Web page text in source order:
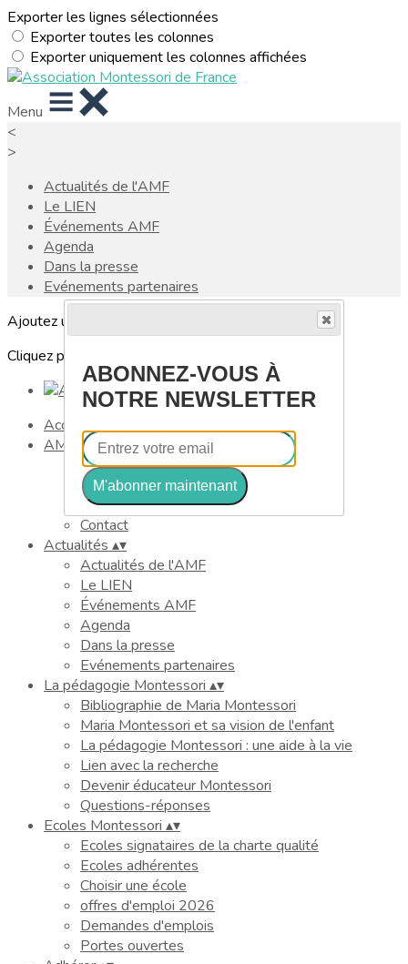
Exporter les lignes sélectionnées
Exporter toutes les colonnes
Exporter uniquement les colonnes affichées
Menu
<
>
Actualités de l'AMF
Le LIEN
Événements AMF
Agenda
Dans la presse
Evénements partenaires
Ajoutez un logo, un bouton, des réseaux sociaux
Cliquez pour éditer
Accueil
AMF
▴▾
Présentation
Membres
Partenaires
Contact
Actualités ▴▾
Actualités de l'AMF
Le LIEN
Événements AMF
Agenda
Dans la presse
Evénements partenaires
La pédagogie Montessori ▴▾
Bibliographie de Maria Montessori
Maria Montessori et sa vision de l'enfant
La pédagogie Montessori : une aide à la vie
Lien avec la recherche
Devenir éducateur Montessori
Questions-réponses
Ecoles Montessori ▴▾
Ecoles signataires de la charte qualité
Ecoles adhérentes
Choisir une école
offres d'emploi 2026
Demandes d'emplois
Portes ouvertes
ABONNEZ-VOUS À
NOTRE NEWSLETTER
M'abonner maintenant